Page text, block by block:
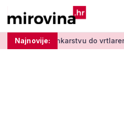
Najnovije:
do vrtlarenja i plesa: 'Da